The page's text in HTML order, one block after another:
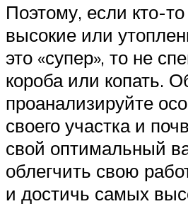
Поэтому, если кто-то
высокие или
это «супер», то не
короба или копать.
проанализируйте
своего участка и
свой оптимальный
облегчить свою
и достичь самых